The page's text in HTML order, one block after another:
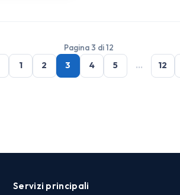
Pagina 3 di 12
1 2 3 4 5 … 12
Servizi principali